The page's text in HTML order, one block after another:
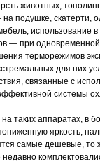
животных,
подушке, скатерти,
— при
терморежимов
для них
связанные с
системы
таких аппаратах, в
яркость,
самые дешевые, то